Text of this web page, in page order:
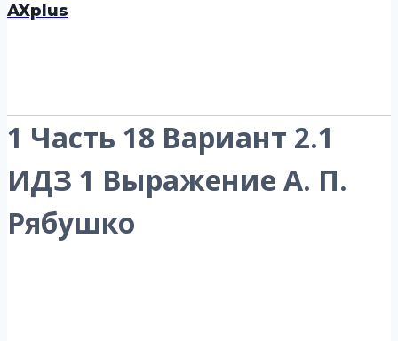
AXplus
1 Часть 18 Вариант 2.1
ИДЗ 1 Выражение А. П.
Рябушко